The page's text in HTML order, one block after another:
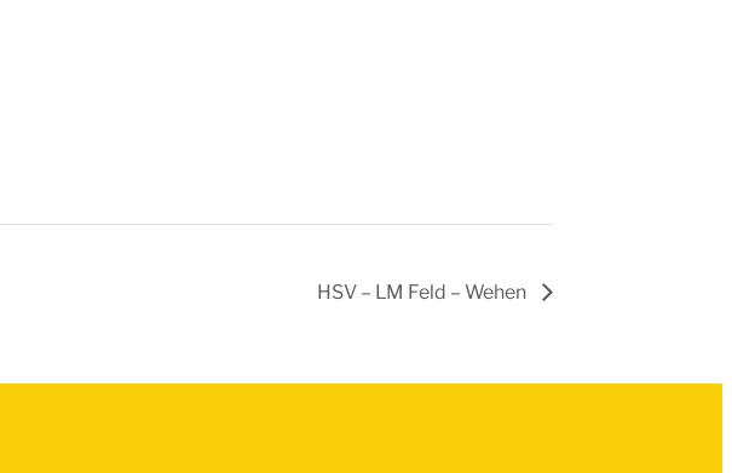
HSV – LM Feld – Wehen